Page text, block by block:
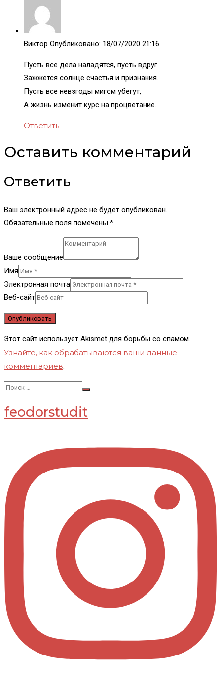
Виктор Опубликовано: 18/07/2020 21:16
Пусть все дела наладятся, пусть вдруг
Зажжется солнце счастья и признания.
Пусть все невзгоды мигом убегут,
А жизнь изменит курс на процветание.
Ответить
Оставить комментарий
Ответить
Ваш электронный адрес не будет опубликован.
Обязательные поля помечены *
Ваше сообщение
Имя
Электронная почта
Веб-сайт
Этот сайт использует Akismet для борьбы со спамом.
Узнайте, как обрабатываются ваши данные
комментариев.
feodorstudit